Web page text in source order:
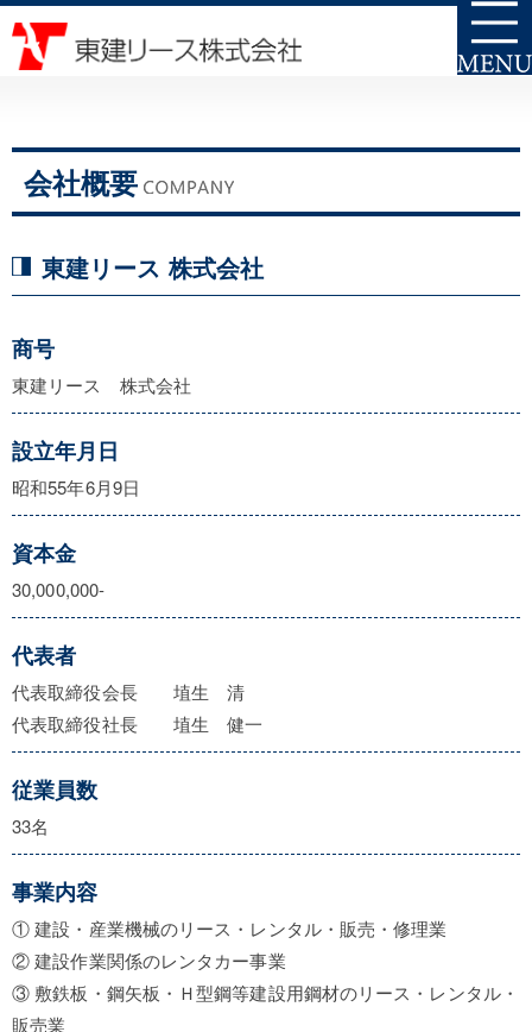
会社概要
東建リース 株式会社
商号
東建リース 株式会社
設立年月日
昭和55年6月9日
資本金
30,000,000-
代表者
代表取締役会長 埴生 清
代表取締役社長 埴生 健一
従業員数
33名
事業内容
① 建設・産業機械のリース・レンタル・販売・修理業
② 建設作業関係のレンタカー事業
③ 敷鉄板・鋼矢板・Ｈ型鋼等建設用鋼材のリース・レンタル・
販売業